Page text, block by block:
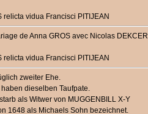
relicta vidua Francisci PITIJEAN
de Anna GROS avec Nicolas
relicta vidua Francisci PITIJEAN
zweiter Ehe.
dieselben Taufpate.
als Witwer von MUGGENBILL X-Y
1648 als Michaels Sohn bezeichnet.